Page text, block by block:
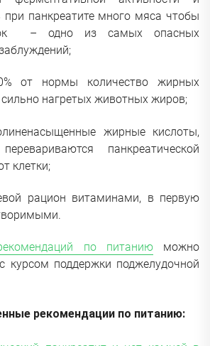
панкреатите много мяса чтобы
– одно из самых опасных
от нормы количество жирных
сильно нагретых животных жиров;
жирные кислоты,
панкреатической
клетки;
рацион витаминами, в первую
по питаниюможно
курсом поддержки поджелудочной
рекомендации по питанию: